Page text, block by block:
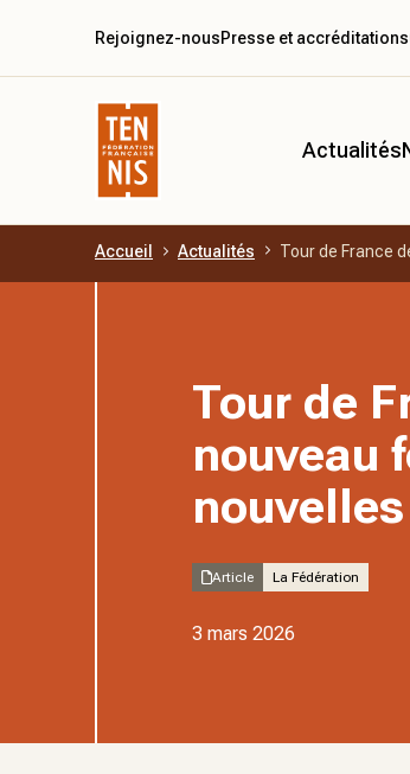
Aller au contenu principal
Actualités
Rejoignez-nousPresse et accréditations
Accueil Actualités Tour de France
Tour de
nouveau
Article La Fédération
3 mars 2026